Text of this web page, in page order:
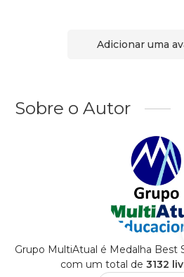
Adicionar uma
Sobre o Autor
Grupo MultiAtual é Medalha Best
com um total de 3132